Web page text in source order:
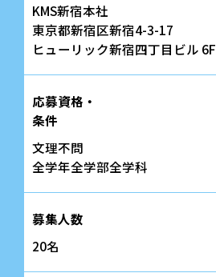
KMS新宿本社
東京都新宿区新宿4-3-17
ヒューリック新宿四丁目ビル 6F
応募資格・
条件
文理不問
全学年全学部全学科
募集人数
20名